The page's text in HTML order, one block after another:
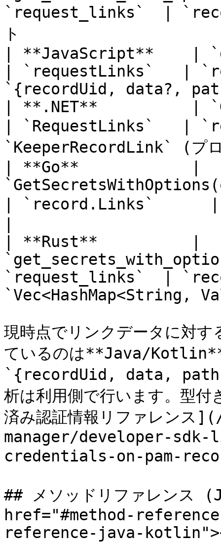
`request_links`  |
ト
| **JavaScript**    |
| `requestLinks`   |
`{recordUid, data?,
| **.NET**          |
| `RequestLinks`   |
`KeeperRecordLink` (
| **Go**            |
| `record.Links`      |
| **Rust**          |
`request_links`  |
現時点でリンクデータに対
ているのは**Java/
`{recordUid, data,
析は利用側で行います。型
済み認証情報リファレン
manager/developer-
credentials-on-pam-
## メソッドリファレン
href="#method-
reference-java-